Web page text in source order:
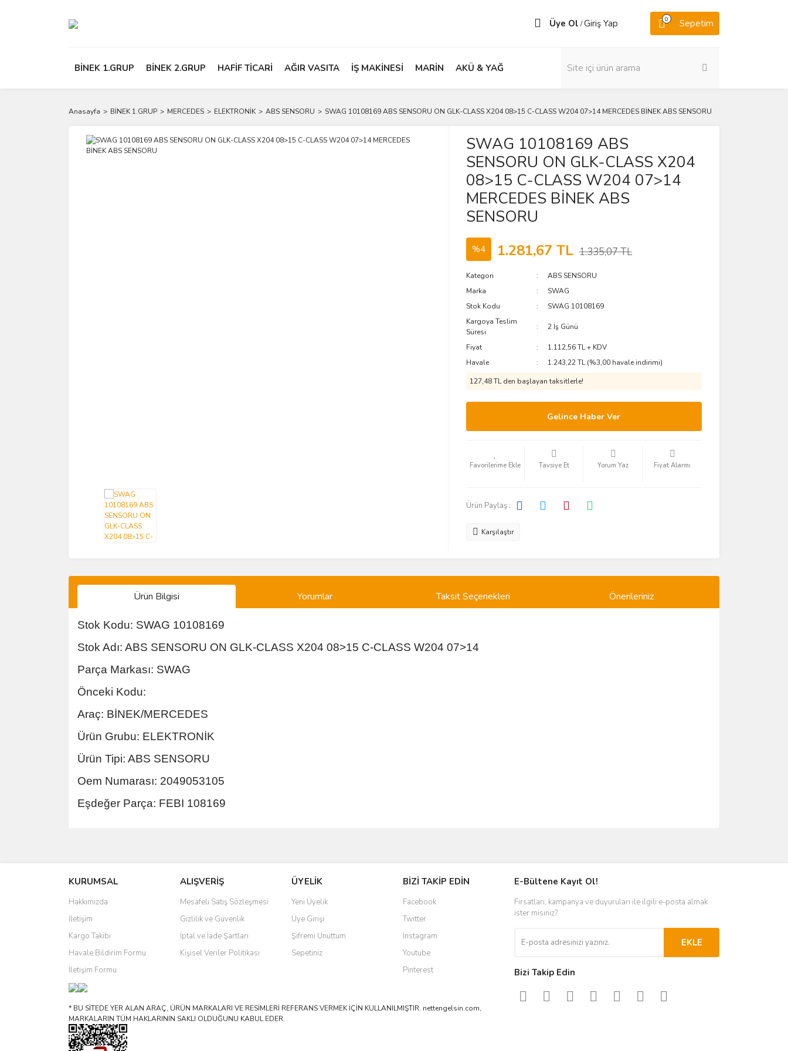
Üye Ol /Giriş Yap 0 Sepetim
BİNEK 1.GRUP BİNEK 2.GRUP HAFİF TİCARİ AĞIR VASITA İŞ MAKİNESİ MARİN AKÜ & YAĞ
Anasayfa BİNEK 1.GRUP MERCEDES ELEKTRONİK ABS SENSORU SWAG 10108169 ABS SENSORU ON GLK-CLASS X204 08>15 C-CLASS W204 07>14 MERCEDES BİNEK ABS SENSORU
SWAG 10108169 ABS
SENSORU ON GLK-CLASS X204
08>15 C-CLASS W204 07>14
MERCEDES BİNEK ABS
SENSORU
%4 1.281,67 TL 1.335,07 TL
Kategori
ABS SENSORU
Marka
SWAG
Stok Kodu
SWAG 10108169
Kargoya Teslim
Süresi
2 İş Günü
Fiyat
1.112,56 TL + KDV
Havale
1.243,22 TL (%3,00 havale indirimi)
127,48 TL den başlayan taksitlerle!
Gelince Haber Ver
Tavsiye Et Yorum Yaz Fiyat Alarmı
Ürün Paylaş :
Karşılaştır
Ürün Bilgisi Yorumlar Taksit Seçenekleri Önerileriniz
Stok Kodu: SWAG 10108169
Stok Adı: ABS SENSORU ON GLK-CLASS X204 08>15 C-CLASS W204 07>14
Parça Markası: SWAG
Önceki Kodu:
Araç: BİNEK/MERCEDES
Ürün Grubu: ELEKTRONİK
Ürün Tipi: ABS SENSORU
Oem Numarası: 2049053105
Eşdeğer Parça: FEBI 108169
Ürün resmi kalitesiz, bozuk veya görüntülenemiyor.
Ürün açıklamasında eksik bilgiler bulunuyor.
Ürün bilgilerinde hatalar bulunuyor.
Ürün fiyatı diğer sitelerden daha pahalı.
Bu ürüne benzer farklı alternatifler olmalı.
KURUMSAL
Hakkımızda
İletişim
Kargo Takibi
Havale Bildirim Formu
İletişim Formu
ALIŞVERİŞ
Mesafeli Satış Sözleşmesi
Gizlilik ve Güvenlik
İptal ve İade Şartları
Kişisel Veriler Politikası
ÜYELİK
Yeni Üyelik
Üye Girişi
Şifremi Unuttum
Sepetiniz
BİZİ TAKİP EDİN
Facebook
Twitter
Instagram
Youtube
Pinterest
* BU SİTEDE YER ALAN ARAÇ, ÜRÜN MARKALARI VE RESİMLERİ REFERANS VERMEK İÇİN KULLANILMIŞTIR. nettengelsin.com,
MARKALARIN TÜM HAKLARININ SAKLI OLDUĞUNU KABUL EDER.
E-Bültene Kayıt Ol!
Fırsatları, kampanya ve duyuruları ile ilgili e-posta almak
ister misiniz?
EKLE
Bizi Takip Edin